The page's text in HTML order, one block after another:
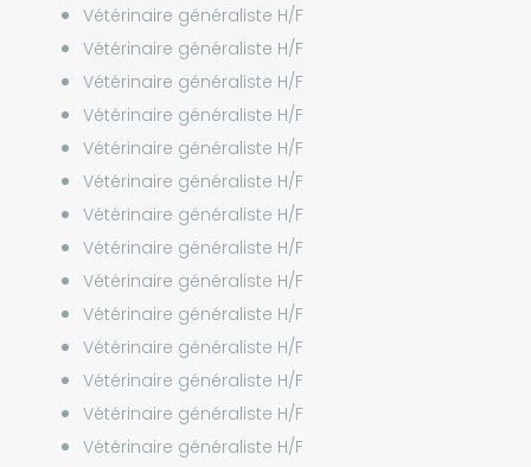
Vétérinaire généraliste H/F
Vétérinaire généraliste H/F
Vétérinaire généraliste H/F
Vétérinaire généraliste H/F
Vétérinaire généraliste H/F
Vétérinaire généraliste H/F
Vétérinaire généraliste H/F
Vétérinaire généraliste H/F
Vétérinaire généraliste H/F
Vétérinaire généraliste H/F
Vétérinaire généraliste H/F
Vétérinaire généraliste H/F
Vétérinaire généraliste H/F
Vétérinaire généraliste H/F